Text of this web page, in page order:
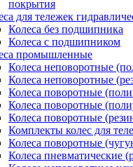
покрытия
для тележек
Колеса без подшипника
Колеса с подшипником
промышленные
Колеса неповоротные
Колеса неповоротные
Колеса поворотные
Колеса поворотные
Колеса поворотные
Комплекты колес для
Колеса поворотные
Колеса пневматические